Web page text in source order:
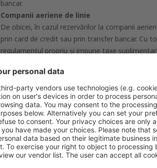
bancar.
Companii aeriene de linie
De obicei, în cazul rezervărilor la companii
prin card de credit sau prin transfer bancar. Cu
regulamentul propriu și impune taxe
fi tratată cu prioritate și vom reveni cu un
Roma
Plecare din București
de la 42 EUR